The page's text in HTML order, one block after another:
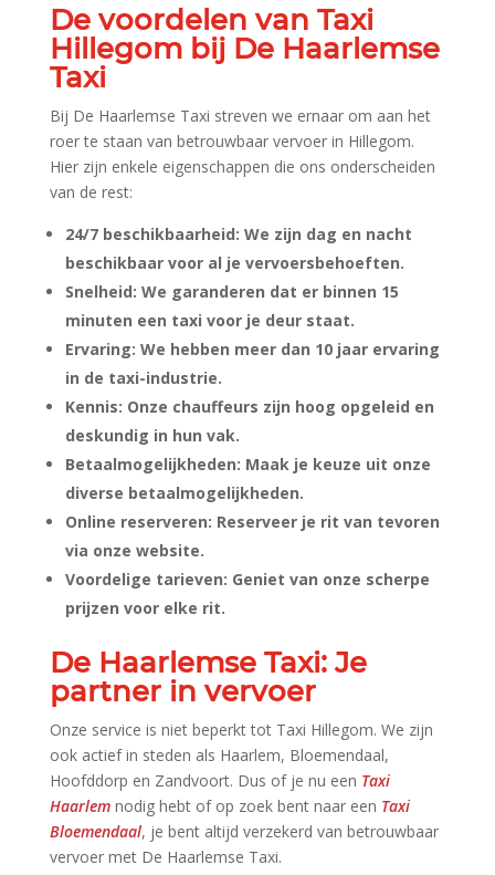
De voordelen van Taxi
Hillegom bij De Haarlemse
Taxi
Bij De Haarlemse Taxi streven we ernaar om aan het
roer te staan van betrouwbaar vervoer in Hillegom.​
Hier zijn enkele eigenschappen die ons onderscheiden
van de rest:
24/7 beschikbaarheid: We zijn dag en nacht
beschikbaar voor al je vervoersbehoeften.​
Snelheid: We garanderen dat er binnen 15
minuten een taxi voor je deur staat.​
Ervaring: We hebben meer dan 10 jaar ervaring
in de taxi-industrie.​
Kennis: Onze chauffeurs zijn hoog opgeleid en
deskundig in hun vak.​
Betaalmogelijkheden: Maak je keuze uit onze
diverse betaalmogelijkheden.​
Online reserveren: Reserveer je rit van tevoren
via onze website.​
Voordelige tarieven: Geniet van onze scherpe
prijzen voor elke rit.​
De Haarlemse Taxi: Je
partner in vervoer
Onze service is niet beperkt tot Taxi Hillegom.​ We zijn
ook actief in steden als Haarlem, Bloemendaal,
Hoofddorp en Zandvoort.​ Dus of je nu een Taxi
Haarlemnodig hebt of op zoek bent naar een Taxi
Bloemendaal, je bent altijd verzekerd van betrouwbaar
vervoer met De Haarlemse Taxi.​